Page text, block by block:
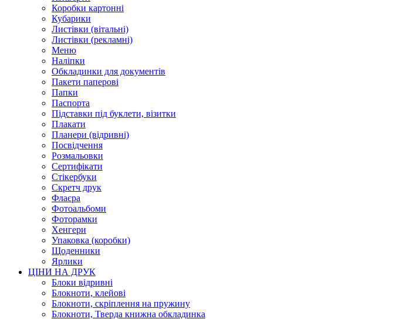
Коробки картонні
Кубарики
Листівки (вітальні)
Листівки (рекламні)
Меню
Наліпки
Обкладинки для документів
Пакети паперові
Папки
Паспорта
Підставки під буклети, візитки
Плакати
Планери (відривні)
Посвідчення
Розмальовки
Сертифікати
Стікербуки
Скретч друк
Флаєра
Фотоальбоми
Фоторамки
Хенгери
Упаковка (коробки)
Щоденники
Ярлики
ЦІНИ НА ДРУК
Блоки відривні
Блокноти, клейові
Блокноти, скріплення на пружину
Блокноти, Тверда книжна обкладинка